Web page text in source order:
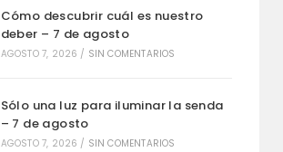
Cómo descubrir cuál es nuestro
deber – 7 de agosto
AGOSTO 7, 2026 / SIN COMENTARIOS
Sólo una luz para iluminar la senda
– 7 de agosto
AGOSTO 7, 2026 / SIN COMENTARIOS